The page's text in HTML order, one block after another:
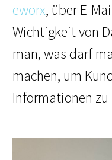
eworx, über E-
Wichtigkeit von
man, was darf
machen, um
Informationen zu